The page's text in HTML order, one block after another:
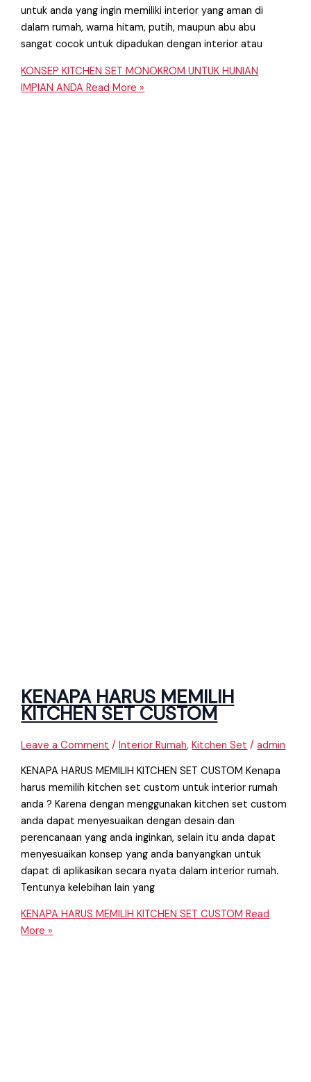
untuk anda yang ingin memiliki interior yang aman di
dalam rumah, warna hitam, putih, maupun abu abu
sangat cocok untuk dipadukan dengan interior atau
KONSEP KITCHEN SET MONOKROM UNTUK HUNIAN
IMPIAN ANDA Read More »
KENAPA HARUS MEMILIH
KITCHEN SET CUSTOM
Leave a Comment /Interior Rumah,Kitchen Set /admin
KENAPA HARUS MEMILIH KITCHEN SET CUSTOM Kenapa
harus memilih kitchen set custom untuk interior rumah
anda ? Karena dengan menggunakan kitchen set custom
anda dapat menyesuaikan dengan desain dan
perencanaan yang anda inginkan, selain itu anda dapat
menyesuaikan konsep yang anda banyangkan untuk
dapat di aplikasikan secara nyata dalam interior rumah.
Tentunya kelebihan lain yang
KENAPA HARUS MEMILIH KITCHEN SET CUSTOM Read
More »